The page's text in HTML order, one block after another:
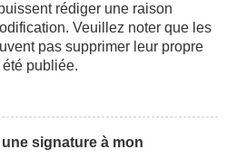
rédiger une raison
Veuillez noter que les
pas supprimer leur propre
publiée.
signature à mon